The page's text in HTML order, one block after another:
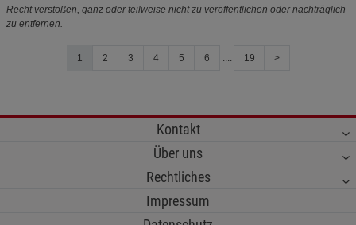
Recht verstoßen, ganz oder teilweise nicht zu veröffentlichen oder nachträglich
zu entfernen.
1 2 3 4 5 6 .... 19 >
Kontakt
Über uns
Rechtliches
Impressum